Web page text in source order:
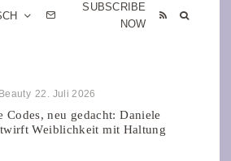
SUBSCRIBE
NOW
22. Juli 2026
Codes, neu gedacht: Daniele
Weiblichkeit mit Haltung